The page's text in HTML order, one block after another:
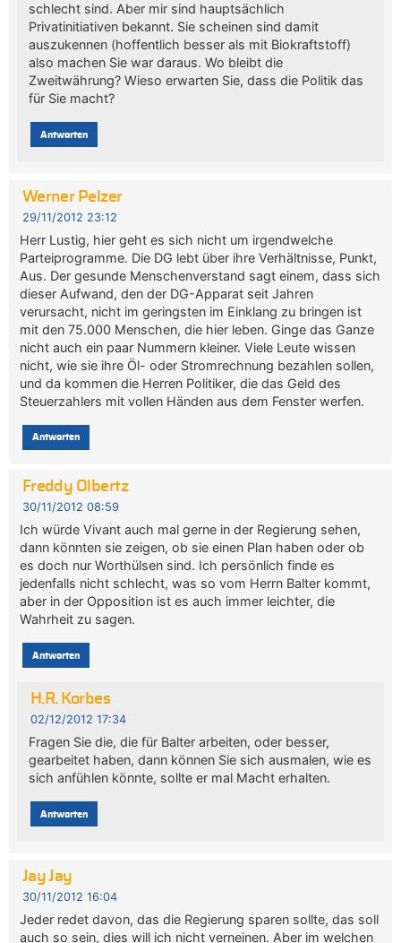
schlecht sind. Aber mir sind hauptsächlich
Privatinitiativen bekannt. Sie scheinen sind damit
auszukennen (hoffentlich besser als mit Biokraftstoff)
also machen Sie war daraus. Wo bleibt die
Zweitwährung? Wieso erwarten Sie, dass die Politik das
für Sie macht?
Antworten
Werner Pelzer
29/11/2012 23:12
Herr Lustig, hier geht es sich nicht um irgendwelche
Parteiprogramme. Die DG lebt über ihre Verhältnisse, Punkt,
Aus. Der gesunde Menschenverstand sagt einem, dass sich
dieser Aufwand, den der DG-Apparat seit Jahren
verursacht, nicht im geringsten im Einklang zu bringen ist
mit den 75.000 Menschen, die hier leben. Ginge das Ganze
nicht auch ein paar Nummern kleiner. Viele Leute wissen
nicht, wie sie ihre Öl- oder Stromrechnung bezahlen sollen,
und da kommen die Herren Politiker, die das Geld des
Steuerzahlers mit vollen Händen aus dem Fenster werfen.
Antworten
Freddy Olbertz
30/11/2012 08:59
Ich würde Vivant auch mal gerne in der Regierung sehen,
dann könnten sie zeigen, ob sie einen Plan haben oder ob
es doch nur Worthülsen sind. Ich persönlich finde es
jedenfalls nicht schlecht, was so vom Herrn Balter kommt,
aber in der Opposition ist es auch immer leichter, die
Wahrheit zu sagen.
Antworten
H.R. Korbes
02/12/2012 17:34
Fragen Sie die, die für Balter arbeiten, oder besser,
gearbeitet haben, dann können Sie sich ausmalen, wie es
sich anfühlen könnte, sollte er mal Macht erhalten.
Antworten
Jay Jay
30/11/2012 16:04
Jeder redet davon, das die Regierung sparen sollte, das soll
auch so sein, dies will ich nicht verneinen. Aber im welchen